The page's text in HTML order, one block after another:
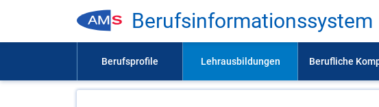
Be­rufs­in­for­ma­ti­ons­sys­tem